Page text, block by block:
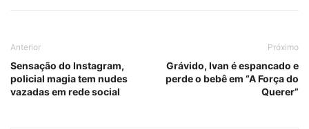
Anterior
Sensação do Instagram,
policial magia tem nudes
vazadas em rede social
Próximo
Grávido, Ivan é espancado e
perde o bebê em “A Força do
Querer”